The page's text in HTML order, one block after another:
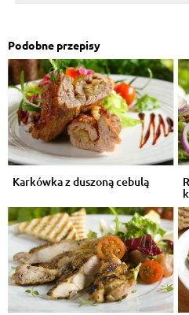
Podobne przepisy
Karkówka z duszoną cebulą